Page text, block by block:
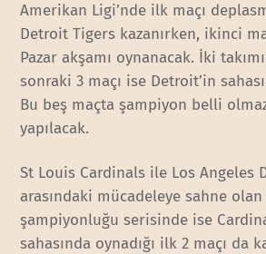
Amerikan Ligi’nde ilk maçı
Detroit Tigers kazanırken, ikinci
Pazar akşamı oynanacak. İki
sonraki 3 maçı ise Detroit’in
Bu beş maçta şampiyon belli
yapılacak.
St Louis Cardinals ile Los Angeles
arasındaki mücadeleye sahne
şampiyonluğu serisinde ise
sahasında oynadığı ilk 2 maçı da